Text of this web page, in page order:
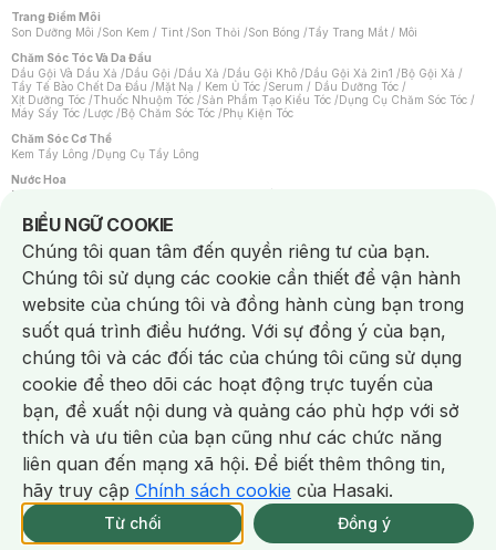
NowFree 2H Giao Nhanh Miễn Phí 2H Xem chi tiết
337 CN TẠM HẾT SP
THÔNG BÁO
KHI CÓ HÀNG ONLINE
Trang Điểm Môi
Son Dưỡng Môi /Son Kem / Tint /Son Thỏi /Son Bóng /Tẩy Trang Mắt / Môi
Chăm Sóc Tóc Và Da Đầu
Dầu Gội Và Dầu Xả /Dầu Gội /Dầu Xả /Dầu Gội Khô /Dầu Gội Xả 2in1 /Bộ Gội Xả /
Tẩy Tế Bào Chết Da Đầu /Mặt Nạ / Kem Ủ Tóc /Serum / Dầu Dưỡng Tóc /
Xịt Dưỡng Tóc /Thuốc Nhuộm Tóc /Sản Phẩm Tạo Kiểu Tóc /Dụng Cụ Chăm Sóc Tóc /
Máy Sấy Tóc /Lược /Bộ Chăm Sóc Tóc /Phụ Kiện Tóc
Chăm Sóc Cơ Thể
Kem Tẩy Lông /Dụng Cụ Tẩy Lông
Nước Hoa
Nước Hoa Nữ
Chăm Sóc Cá Nhân
Chống Muỗi /Khẩu Trang /Máy Massage/Mặt Nạ Xông Hơi /Nước Rửa Tay/
Sản Phẩm Chăm Sóc Khác /Bàn Chải Đánh Răng /Bàn Chải Điện/
Hỗ Trợ Trắng Răng/Kem Đánh Răng /Máy Tăm Nước/ Nước Súc Miệng/
Tăm / Chỉ Nha Khoa/ Xịt Thơm Miệng / Dung Dịch Vệ Sinh/Dưỡng Vùng Kín/
Khăn Ướt Vệ Sinh Vùng Kín/Băng Vệ Sinh/Tampon/Bọt Cạo Râu /Dao Cạo Râu/
Máy Cạo Râu
Vấn Đề Về Da
Da Dầu / Lỗ Chân Lông To/ Da Khô / Mất Nước/ Da Lão Hóa/ Da Mụn/
Da Nhạy Cảm / Kích Ứng
Da Xỉn Màu Thâm / Nám / Tàn Nhang
Quầng Thâm & Bọng Mắt /Sẹo /Viêm Da Cơ Địa
Dụng Cụ / Phụ Kiện Chăm Sóc Da
Bông Tẩy Trang
Khăn Lau Mặt Khô Dụng Cụ / Máy Rửa Mặt Máy Chăm Sóc Da
Dụng Cụ Chăm Sóc Khác
BIỂU NGỮ COOKIE
Notice about cookies usage
Chúng tôi quan tâm đến quyền riêng tư của bạn.
Chúng tôi sử dụng các cookie cần thiết để vận hành
website của chúng tôi và đồng hành cùng bạn trong
suốt quá trình điều hướng. Với sự đồng ý của bạn,
chúng tôi và các đối tác của chúng tôi cũng sử dụng
cookie để theo dõi các hoạt động trực tuyến của
bạn, đề xuất nội dung và quảng cáo phù hợp với sở
thích và ưu tiên của bạn cũng như các chức năng
liên quan đến mạng xã hội. Để biết thêm thông tin,
hãy truy cập Chính sách cookie của Hasaki.
Từ chối Đồng ý